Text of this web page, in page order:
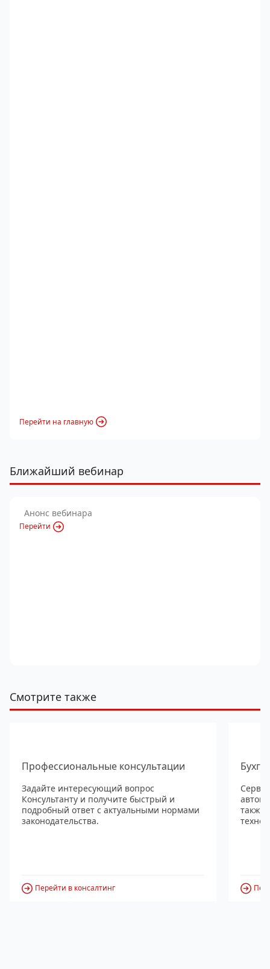
Перейти на главную
Ближайший вебинар
Анонс вебинара
Перейти
Смотрите также
Профессиональные консультации
Задайте интересующий вопрос
Консультанту и получите быстрый и
подробный ответ с актуальными нормами
законодательства.
Перейти в консалтинг
также